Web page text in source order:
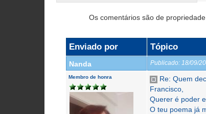
Os comentários são de
Enviado por Tópico
Nanda Publicado: 18/09/
Membro de honra
Re: Quem
Francisco,
Querer é poder
O teu poema já